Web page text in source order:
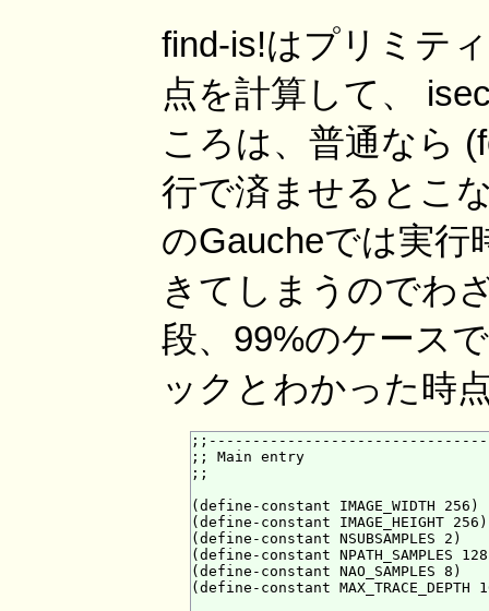
find-is!はプリミテ
点を計算して、
ころは、普通なら
行で済ませるとこ
のGaucheでは実行
きてしまうのでわ
段、99%のケース
ックとわかった時
;; Main entry
;;
(define-constant IMAGE_WIDTH 256)
(define-constant IMAGE_HEIGHT 256)
(define-constant NSUBSAMPLES 2)
(define-constant NPATH_SAMPLES
(define-constant NAO_SAMPLES 8)
(define-constant MAX_TRACE_DEPTH